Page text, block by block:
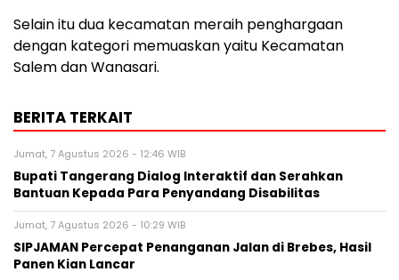
Selain itu dua kecamatan meraih penghargaan
dengan kategori memuaskan yaitu Kecamatan
Salem dan Wanasari.
BERITA TERKAIT
Jumat, 7 Agustus 2026 - 12:46 WIB
Bupati Tangerang Dialog Interaktif dan Serahkan
Bantuan Kepada Para Penyandang Disabilitas
Jumat, 7 Agustus 2026 - 10:29 WIB
SIPJAMAN Percepat Penanganan Jalan di Brebes, Hasil
Panen Kian Lancar